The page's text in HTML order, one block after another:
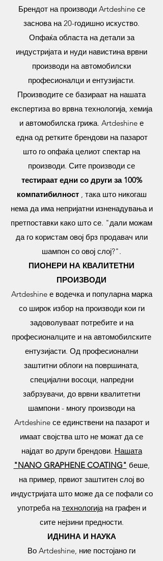
Брендот на производи Artdeshine се
заснова на 20-годишно искуство.
Опфаќа областа на детали за
индустријата и нуди навистина врвни
производи на автомобилски
професионалци и ентузијасти.
Производите се базираат на нашата
експертиза во врвна технологија, хемија
и автомобилска грижа. Artdeshine е
една од ретките брендови на пазарот
што го опфаќа целиот спектар на
производи. Сите производи се
тестираат едни со други за 100%
компатибилност, така што никогаш
нема да има непријатни изненадувања и
претпоставки како што се. "дали можам
да го користам овој брз продавач или
шампон со овој слој?".
ПИОНЕРИ НА КВАЛИТЕТНИ
ПРОИЗВОДИ
Artdeshine е водечка и популарна марка
со широк избор на производи кои ги
задоволуваат потребите и на
професионалците и на автомобилските
ентузијасти. Од професионални
заштитни облоги на површината,
специјални восоци, напредни
забрзувачи, до врвни квалитетни
шампони - многу производи на
Artdeshine се единствени на пазарот и
имаат својства што не можат да се
најдат во други брендови. Нашата
"NANO GRAPHENE COATING" беше,
на пример, првиот заштитен слој во
индустријата што може да се пофали со
употреба натехнологијана графен и
сите нејзини предности.
ИДНИНА И НАУКА
Во Artdeshine, ние постојано ги